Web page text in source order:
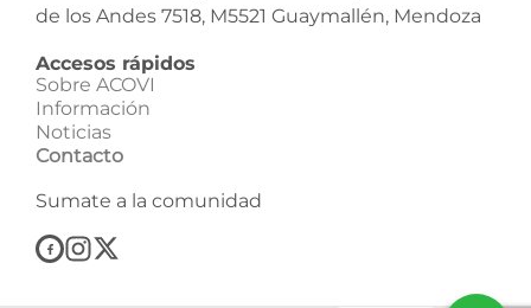
de los Andes 7518, M5521 Guaymallén, Mendoza
Accesos rápidos
Sobre ACOVI
Información
Noticias
Contacto
Sumate a la comunidad